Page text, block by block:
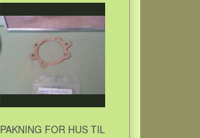
PAKNING FOR HUS TIL